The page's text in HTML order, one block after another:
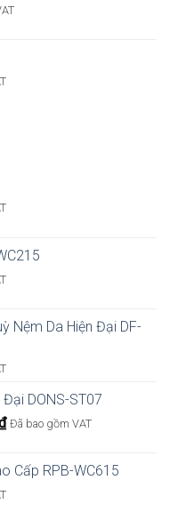
Nệm Da Hiện Đại DF-
DONS-ST07
Khoảng
2.862.000₫
đến
Đã bao gồm VAT
Cấp RPB-WC615